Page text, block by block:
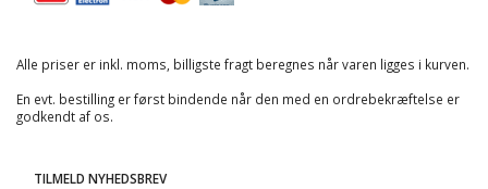
Alle priser er inkl. moms, billigste fragt beregnes når varen ligges i kurven.
En evt. bestilling er først bindende når den med en ordrebekræftelse er
godkendt af os.
TILMELD NYHEDSBREV